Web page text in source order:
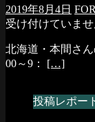
2019年8月4日
受け付けていま
北海道・本間さ
00～9： […]
投稿レポー